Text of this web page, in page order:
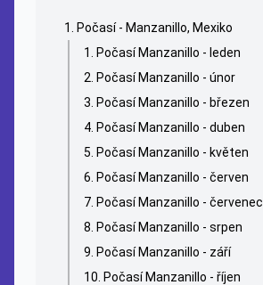
Počasí - Manzanillo, Mexiko
Počasí Manzanillo - leden
Počasí Manzanillo - únor
Počasí Manzanillo - březen
Počasí Manzanillo - duben
Počasí Manzanillo - květen
Počasí Manzanillo - červen
Počasí Manzanillo - červenec
Počasí Manzanillo - srpen
Počasí Manzanillo - září
Počasí Manzanillo - říjen